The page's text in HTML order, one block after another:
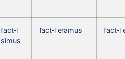
fact‑i
simus
fact‑i eramus fact‑i